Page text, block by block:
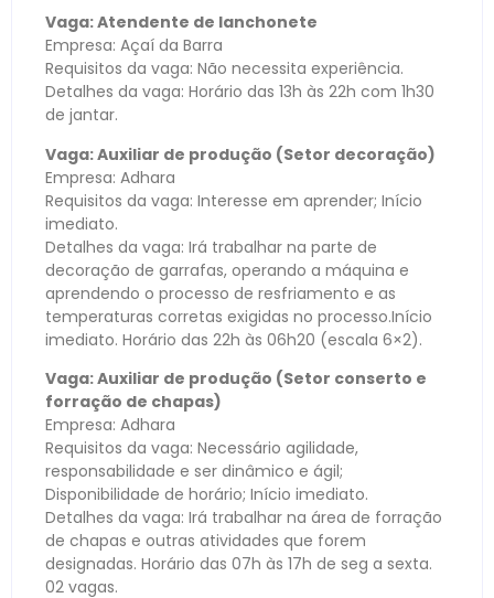
Vaga: Atendente de lanchonete
Empresa: Açaí da Barra
Requisitos da vaga: Não necessita experiência.
Detalhes da vaga: Horário das 13h às 22h com 1h30
de jantar.
Vaga: Auxiliar de produção (Setor decoração)
Empresa: Adhara
Requisitos da vaga: Interesse em aprender; Início
imediato.
Detalhes da vaga: Irá trabalhar na parte de
decoração de garrafas, operando a máquina e
aprendendo o processo de resfriamento e as
temperaturas corretas exigidas no processo.Início
imediato. Horário das 22h às 06h20 (escala 6×2).
Vaga: Auxiliar de produção (Setor conserto e
forração de chapas)
Empresa: Adhara
Requisitos da vaga: Necessário agilidade,
responsabilidade e ser dinâmico e ágil;
Disponibilidade de horário; Início imediato.
Detalhes da vaga: Irá trabalhar na área de forração
de chapas e outras atividades que forem
designadas. Horário das 07h às 17h de seg a sexta.
02 vagas.